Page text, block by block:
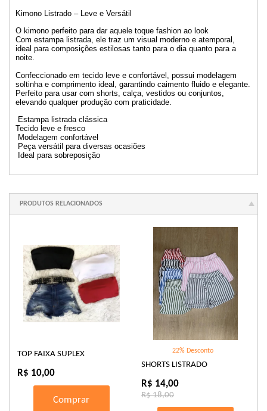
Kimono Listrado – Leve e Versátil
O kimono perfeito para dar aquele toque fashion ao look
Com estampa listrada, ele traz um visual moderno e atemporal,
ideal para composições estilosas tanto para o dia quanto para a
noite.
Confeccionado em tecido leve e confortável, possui modelagem
soltinha e comprimento ideal, garantindo caimento fluido e elegante.
Perfeito para usar com shorts, calça, vestidos ou conjuntos,
elevando qualquer produção com praticidade.
Estampa listrada clássica
Tecido leve e fresco
Modelagem confortável
Peça versátil para diversas ocasiões
Ideal para sobreposição
PRODUTOS RELACIONADOS
TOP FAIXA SUPLEX
R$ 10,00
Comprar
22% Desconto
SHORTS LISTRADO
R$ 14,00
R$ 18,00